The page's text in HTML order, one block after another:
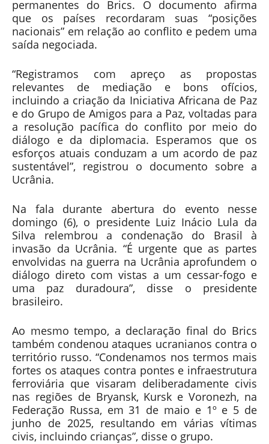
permanentes do Brics. O documento afirma
que os países recordaram suas “posições
nacionais” em relação ao conflito e pedem uma
saída negociada.
“Registramos com apreço as propostas
relevantes de mediação e bons ofícios,
incluindo a criação da Iniciativa Africana de Paz
e do Grupo de Amigos para a Paz, voltadas para
a resolução pacífica do conflito por meio do
diálogo e da diplomacia. Esperamos que os
esforços atuais conduzam a um acordo de paz
sustentável”, registrou o documento sobre a
Ucrânia.
Na fala durante abertura do evento nesse
domingo (6), o presidente Luiz Inácio Lula da
Silva relembrou a condenação do Brasil à
invasão da Ucrânia. “É urgente que as partes
envolvidas na guerra na Ucrânia aprofundem o
diálogo direto com vistas a um cessar-fogo e
uma paz duradoura”, disse o presidente
brasileiro.
Ao mesmo tempo, a declaração final do Brics
também condenou ataques ucranianos contra o
território russo. “Condenamos nos termos mais
fortes os ataques contra pontes e infraestrutura
ferroviária que visaram deliberadamente civis
nas regiões de Bryansk, Kursk e Voronezh, na
Federação Russa, em 31 de maio e 1º e 5 de
junho de 2025, resultando em várias vítimas
civis, incluindo crianças”, disse o grupo.